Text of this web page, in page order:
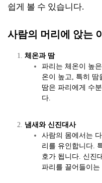
쉽게 볼 수 있습니다.
사람의 머리에 앉는
체온과 땀
파리는 체온이 높
온이 높고, 특히 땀
땀은 파리에게 수
다.
냄새와 신진대사
사람의 몸에서는
리를 유인합니다.
호가 됩니다. 신진
파리를 끌어들이